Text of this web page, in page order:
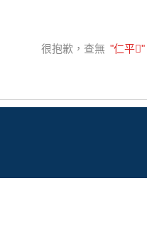
很抱歉，查無 "仁平"